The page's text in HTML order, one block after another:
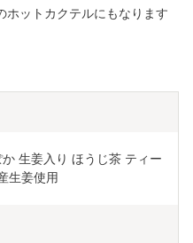
ホットカクテルにもなります
生姜入り ほうじ茶 ティー
生姜使用